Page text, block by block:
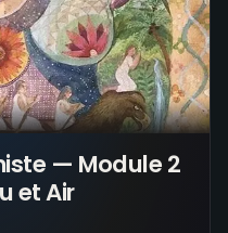
— Module 2
et Air